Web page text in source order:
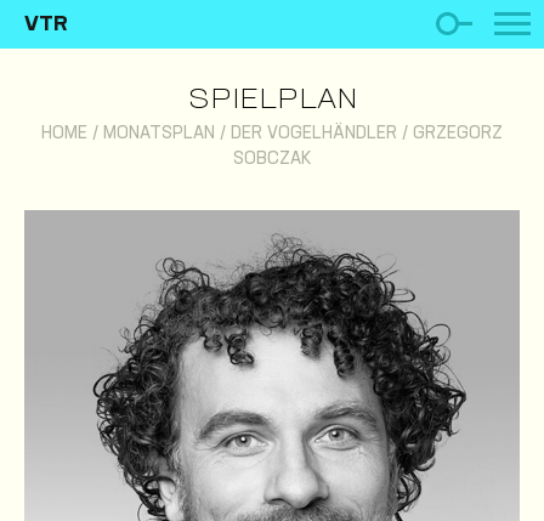
VTR
SPIELPLAN
HOME / MONATSPLAN / DER VOGELHÄNDLER / GRZEGORZ
SOBCZAK